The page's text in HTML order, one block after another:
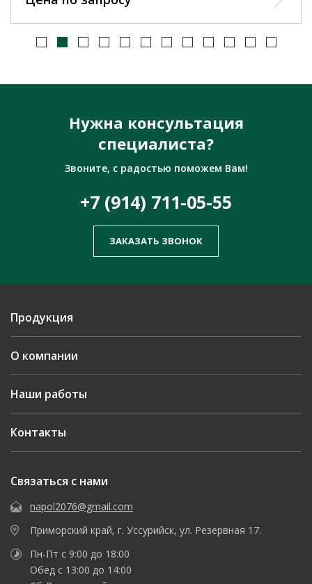
Нужна консультация
специалиста?
Звоните, с радостью поможем Вам!
+7 (914) 711-05-55
ЗАКАЗАТЬ ЗВОНОК
Продукция
О компании
Наши работы
Контакты
Связаться с нами
napol2076@gmail.com
Приморский край, г. Уссурийск, ул. Резервная 17.
Пн-Пт с 9:00 до 18:00
Обед с 13:00 до 14:00